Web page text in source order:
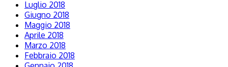
Luglio 2018
Giugno 2018
Maggio 2018
Aprile 2018
Marzo 2018
Febbraio 2018